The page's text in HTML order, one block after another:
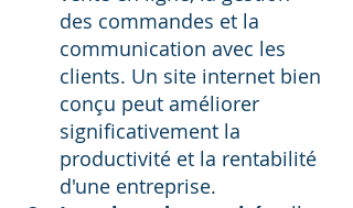
des commandes et la
communication avec les
clients. Un site internet bien
conçu peut améliorer
significativement la
productivité et la rentabilité
d'une entreprise.